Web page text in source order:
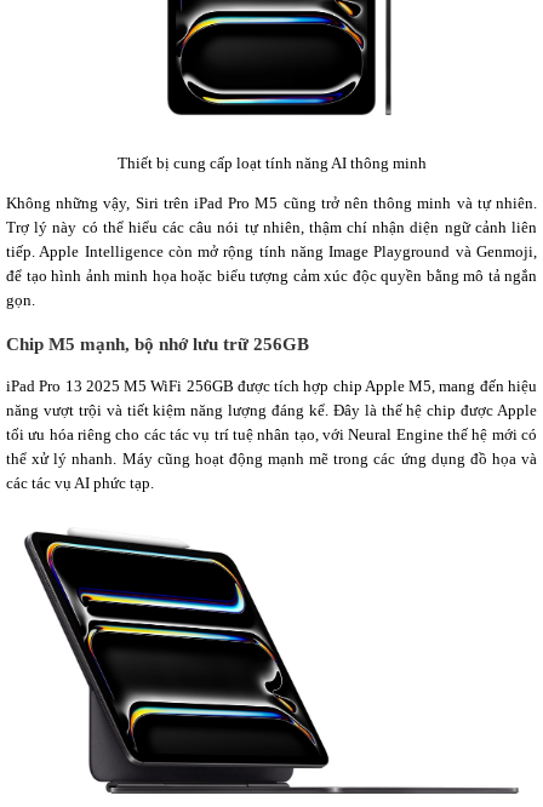
Thiết bị cung cấp loạt tính năng AI thông minh
Không những vậy, Siri trên iPad Pro M5 cũng trở nên thông minh và tự nhiên.
Trợ lý này có thể hiểu các câu nói tự nhiên, thậm chí nhận diện ngữ cảnh liên
tiếp. Apple Intelligence còn mở rộng tính năng Image Playground và Genmoji,
để tạo hình ảnh minh họa hoặc biểu tượng cảm xúc độc quyền bằng mô tả ngắn
gọn.
Chip M5 mạnh, bộ nhớ lưu trữ 256GB
iPad Pro 13 2025 M5 WiFi 256GB được tích hợp chip Apple M5, mang đến hiệu
năng vượt trội và tiết kiệm năng lượng đáng kể. Đây là thế hệ chip được Apple
tối ưu hóa riêng cho các tác vụ trí tuệ nhân tạo, với Neural Engine thế hệ mới có
thể xử lý nhanh. Máy cũng hoạt động mạnh mẽ trong các ứng dụng đồ họa và
các tác vụ AI phức tạp.